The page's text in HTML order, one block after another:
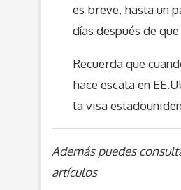
es breve, hasta un
días después de
Recuerda que
hace escala en
la visa
Además puedes
artículos